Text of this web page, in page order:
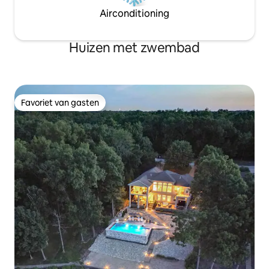
Airconditioning
Huizen met zwembad
Favoriet van gasten
Favoriet van gasten